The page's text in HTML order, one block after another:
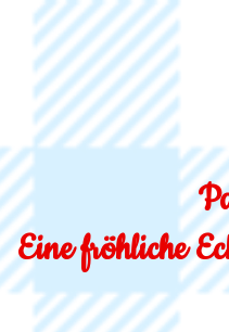
Eine fröhliche